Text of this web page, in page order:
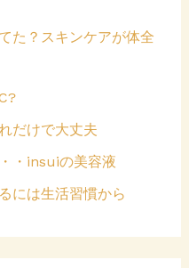
た？スキンケアが体全
だけで大丈夫
・insuiの美容液
には生活習慣から